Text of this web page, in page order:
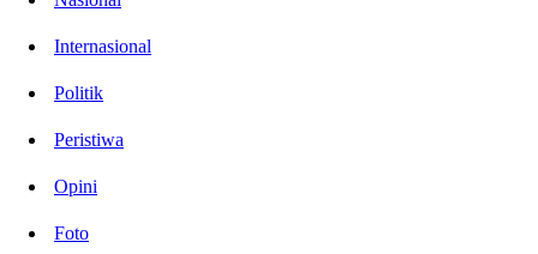
Internasional
Politik
Peristiwa
Opini
Foto